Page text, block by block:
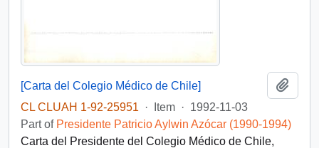
[Carta del Colegio Médico de Chile]
CL CLUAH 1-92-25951
· Item · 1992-11-03
Part of Presidente Patricio Aylwin Azócar (1990-1994)
Carta del Presidente del Colegio Médico de Chile,